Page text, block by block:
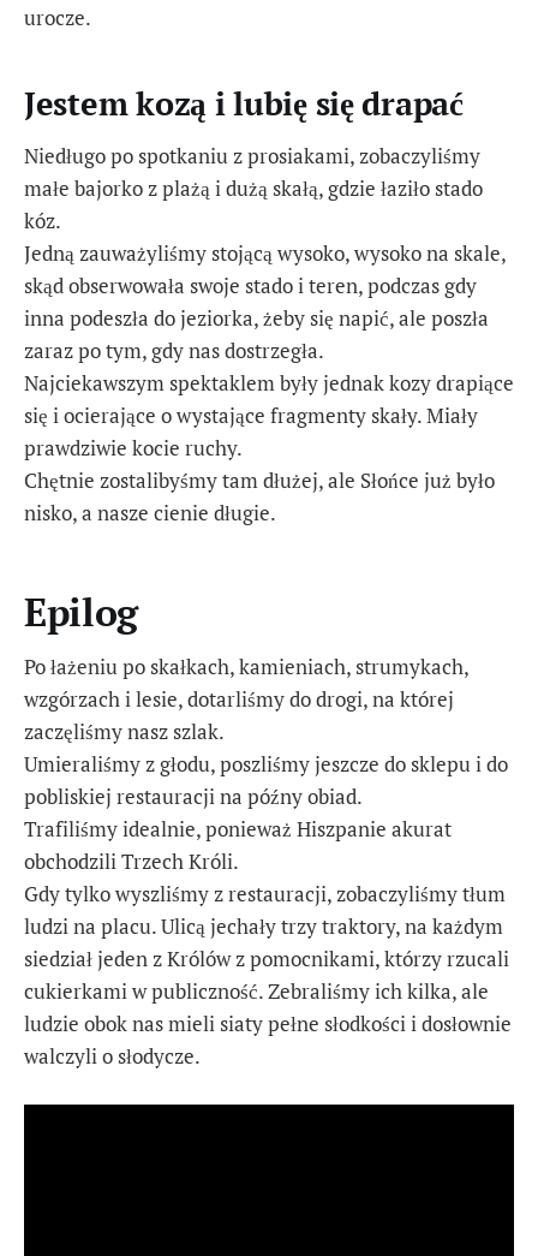
urocze.
Jestem kozą i lubię się drapać
Niedługo po spotkaniu z prosiakami, zobaczyliśmy
małe bajorko z plażą i dużą skałą, gdzie łaziło stado
kóz.
Jedną zauważyliśmy stojącą wysoko, wysoko na skale,
skąd obserwowała swoje stado i teren, podczas gdy
inna podeszła do jeziorka, żeby się napić, ale poszła
zaraz po tym, gdy nas dostrzegła.
Najciekawszym spektaklem były jednak kozy drapiące
się i ocierające o wystające fragmenty skały. Miały
prawdziwie kocie ruchy.
Chętnie zostalibyśmy tam dłużej, ale Słońce już było
nisko, a nasze cienie długie.
Epilog
Po łażeniu po skałkach, kamieniach, strumykach,
wzgórzach i lesie, dotarliśmy do drogi, na której
zaczęliśmy nasz szlak.
Umieraliśmy z głodu, poszliśmy jeszcze do sklepu i do
pobliskiej restauracji na późny obiad.
Trafiliśmy idealnie, ponieważ Hiszpanie akurat
obchodzili Trzech Króli.
Gdy tylko wyszliśmy z restauracji, zobaczyliśmy tłum
ludzi na placu. Ulicą jechały trzy traktory, na każdym
siedział jeden z Królów z pomocnikami, którzy rzucali
cukierkami w publiczność. Zebraliśmy ich kilka, ale
ludzie obok nas mieli siaty pełne słodkości i dosłownie
walczyli o słodycze.